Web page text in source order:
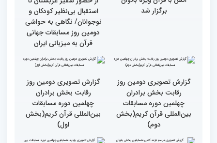
جزئیات دومین روز رقابت
بخش بانوان مسابقات
استعدادیابی مجری‌گری
قرآنی در حاشیه مسابقات
بین‌المللی قرآن کریم
نخستین محفل بین‌المللی
برگزار شد
استقبال بی‌نظیر کودکان و
نوجوانان/ نگاهی به حواشی
دومین روز مسابقات جهانی
قرآن به میزبانی ایران